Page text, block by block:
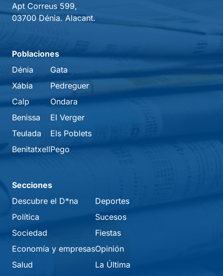
Apt Correus 599,
03700 Dénia. Alacant.
Poblaciones
Dénia
Xábia
Calp
Benissa
Teulada
Benitatxell
Gata
Pedreguer
Ondara
El Verger
Els Poblets
Pego
Secciones
Descubre el D*na
Política
Sociedad
Economía y empresas
Salud
Deportes
Sucesos
Fiestas
Opinión
La Última